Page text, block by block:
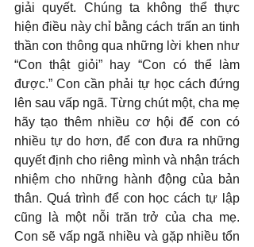
giải quyết. Chúng ta không thể thực
hiện điều này chỉ bằng cách trấn an tinh
thần con thông qua những lời khen như
“Con thật giỏi” hay “Con có thể làm
được.” Con cần phải tự học cách đứng
lên sau vấp ngã. Từng chút một, cha mẹ
hãy tạo thêm nhiều cơ hội để con có
nhiều tự do hơn, để con đưa ra những
quyết định cho riêng mình và nhận trách
nhiệm cho những hành động của bản
thân. Quá trình để con học cách tự lập
cũng là một nỗi trăn trở của cha mẹ.
Con sẽ vấp ngã nhiều và gặp nhiều tổn